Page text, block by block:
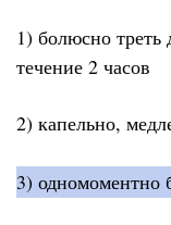
1) болюсно треть
течение 2 часов
2) капельно,
3) одномоментно